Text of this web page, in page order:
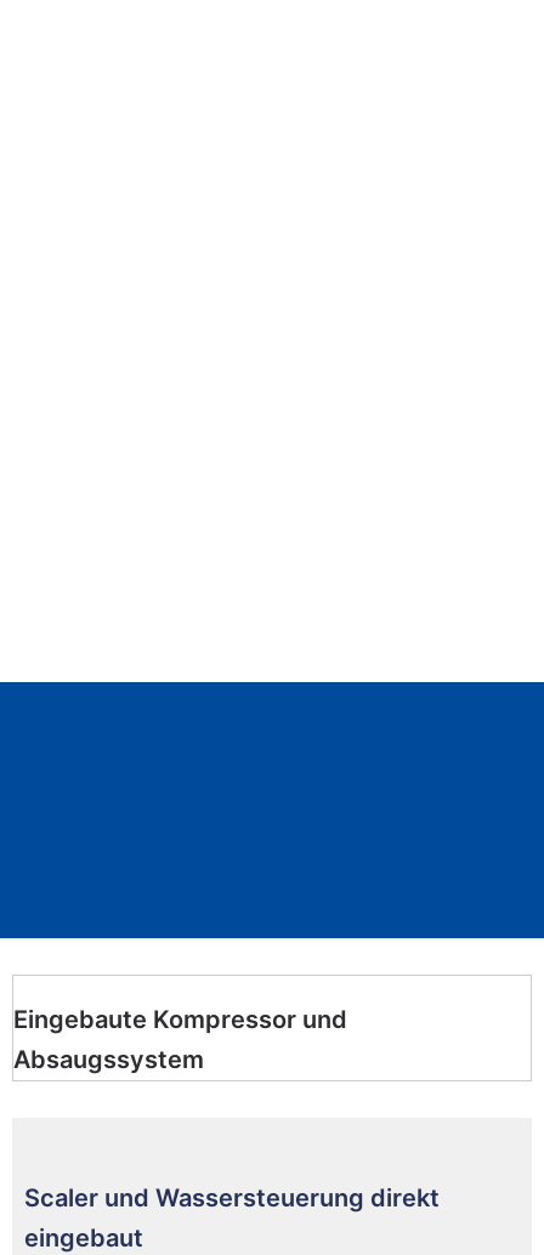
Eingebaute Kompressor und
Absaugssystem
Scaler und Wassersteuerung direkt
eingebaut